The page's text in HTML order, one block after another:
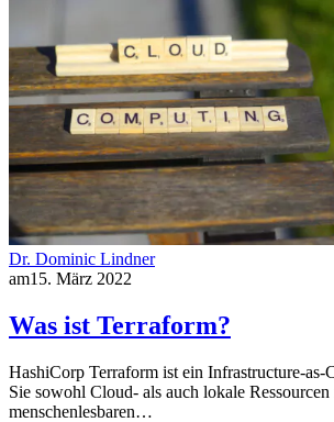
Dr. Dominic Lindner
am15. März 2022
Was ist Terraform?
HashiCorp Terraform ist ein Infrastructure-as-
Sie sowohl Cloud- als auch lokale Ressourcen
menschenlesbaren…